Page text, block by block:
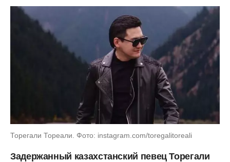
Торегали Тореали. Фото: instagram.com/toregalitoreali
Задержанный казахстанский певец Торегали